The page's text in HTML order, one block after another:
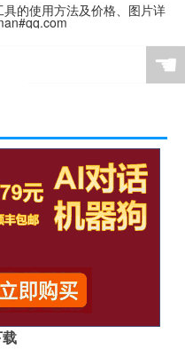
的使用方法及价格、图片详
☚